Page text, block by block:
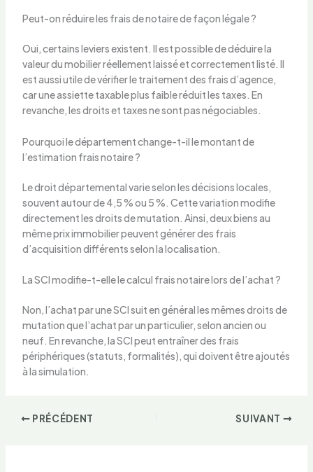
Peut-on réduire les frais de notaire de façon légale ?
Oui, certains leviers existent. Il est possible de déduire la
valeur du mobilier réellement laissé et correctement listé. Il
est aussi utile de vérifier le traitement des frais d’agence,
car une assiette taxable plus faible réduit les taxes. En
revanche, les droits et taxes ne sont pas négociables.
Pourquoi le département change-t-il le montant de
l’estimation frais notaire ?
Le droit départemental varie selon les décisions locales,
souvent autour de 4,5 % ou 5 %. Cette variation modifie
directement les droits de mutation. Ainsi, deux biens au
même prix immobilier peuvent générer des frais
d’acquisition différents selon la localisation.
La SCI modifie-t-elle le calcul frais notaire lors de l’achat ?
Non, l’achat par une SCI suit en général les mêmes droits de
mutation que l’achat par un particulier, selon ancien ou
neuf. En revanche, la SCI peut entraîner des frais
périphériques (statuts, formalités), qui doivent être ajoutés
à la simulation.
PRÉCÉDENT SUIVANT